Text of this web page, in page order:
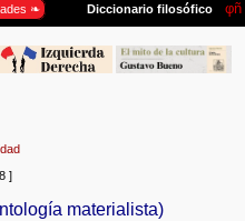
]
materialista)